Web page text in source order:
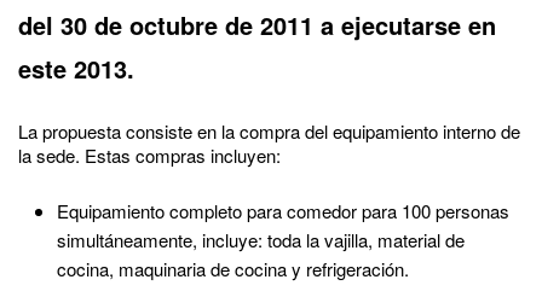
del 30 de octubre de 2011 a ejecutarse en
este 2013.
La propuesta consiste en la compra del equipamiento interno de
la sede. Estas compras incluyen:
Equipamiento completo para comedor para 100 personas
simultáneamente, incluye: toda la vajilla, material de
cocina, maquinaria de cocina y refrigeración.